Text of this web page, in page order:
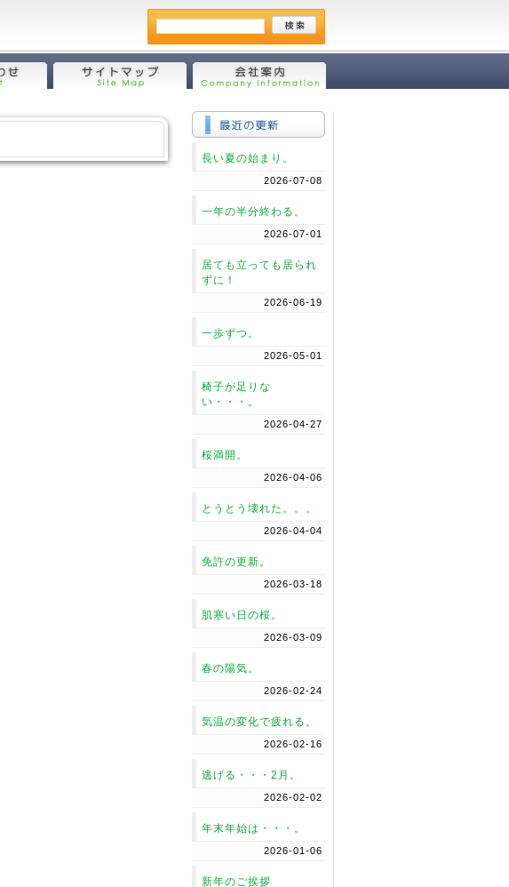
長い夏の始まり。
2026-07-08
一年の半分終わる。
2026-07-01
居ても立っても居られ
ずに！
2026-06-19
一歩ずつ。
2026-05-01
椅子が足りな
い・・・。
2026-04-27
桜満開。
2026-04-06
とうとう壊れた。。。
2026-04-04
免許の更新。
2026-03-18
肌寒い日の桜。
2026-03-09
春の陽気。
2026-02-24
気温の変化で疲れる。
2026-02-16
逃げる・・・2月。
2026-02-02
年末年始は・・・。
2026-01-06
新年のご挨拶